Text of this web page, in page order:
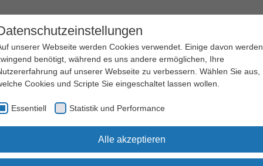
und Gesundheitsschutz
und Seminare
unserer Webseite werden Cookies verwendet. Einige davon werden
benötigt, während es uns andere ermöglichen, Ihre
auf unserer Webseite zu verbessern. Wählen Sie aus,
Cookies und Scripte Sie eingeschaltet lassen wollen.
Essentiell Statistik und Performance
Alle akzeptieren